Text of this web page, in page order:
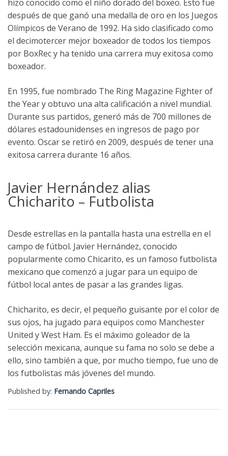
hizo conocido como el niño dorado del boxeo. Esto fue
después de que ganó una medalla de oro en los Juegos
Olímpicos de Verano de 1992. Ha sido clasificado como
el decimotercer mejor boxeador de todos los tiempos
por BoxRec y ha tenido una carrera muy exitosa como
boxeador.
En 1995, fue nombrado The Ring Magazine Fighter of
the Year y obtuvo una alta calificación a nivel mundial.
Durante sus partidos, generó más de 700 millones de
dólares estadounidenses en ingresos de pago por
evento. Oscar se retiró en 2009, después de tener una
exitosa carrera durante 16 años.
Javier Hernández alias
Chicharito – Futbolista
Desde estrellas en la pantalla hasta una estrella en el
campo de fútbol. Javier Hernández, conocido
popularmente como Chicarito, es un famoso futbolista
mexicano que comenzó a jugar para un equipo de
fútbol local antes de pasar a las grandes ligas.
Chicharito, es decir, el pequeño guisante por el color de
sus ojos, ha jugado para equipos como Manchester
United y West Ham. Es el máximo goleador de la
selección mexicana, aunque su fama no solo se debe a
ello, sino también a que, por mucho tiempo, fue uno de
los futbolistas más jóvenes del mundo.
Published by: Fernando Capriles